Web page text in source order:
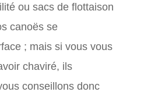
ou sacs de flottaison
canoës se
; mais si vous vous
chaviré, ils
conseillons donc